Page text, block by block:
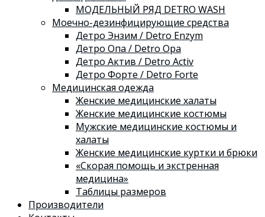
МОДЕЛЬНЫЙ РЯД DETRO WASH
Моечно-дезинфицирующие средства
Детро Энзим / Detro Enzym
Детро Опа / Detro Opa
Детро Актив / Detro Activ
Детро Форте / Detro Forte
Медицинская одежда
Женские медицинские халаты
Женские медицинские костюмы
Мужские медицинские костюмы и
халаты
Женские медицинские куртки и брюки
«Скорая помощь и экстренная
медицина»
Таблицы размеров
Производители